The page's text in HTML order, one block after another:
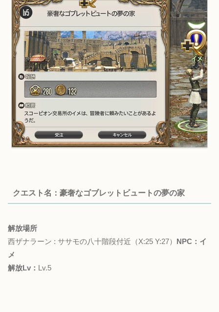
クエスト名：豪奢なゴブレットビュートの夢の家
解放場所
西ザナラーン : ササモの八十階段付近（X:25 Y:27） NPC：イ
メ
解放Lv： Lv.5